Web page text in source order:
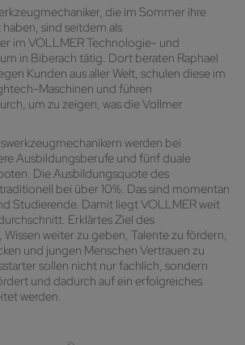
die im Sommer ihre
sind seitdem als
im VOLLMER Technologie- und
in Biberach tätig. Dort beraten Raphael
Kunden aus aller Welt, schulen diese im
Maschinen und führen
um zu zeigen, was die Vollmer
werden bei
Ausbildungsberufe und fünf duale
Die Ausbildungsquote des
bei über 10%. Das sind momentan
Studierende. Damit liegt VOLLMER weit
Erklärtes Ziel des
Wissen weiter zu geben, Talente zu fördern,
und jungen Menschen Vertrauen zu
sollen nicht nur fachlich, sondern
und dadurch auf ein erfolgreiches
werden.